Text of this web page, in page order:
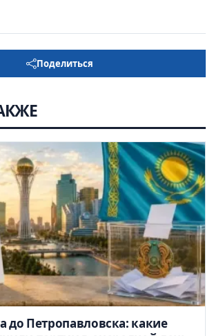
Поделиться
Петропавловска: какие